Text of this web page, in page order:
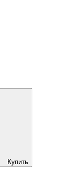
Купить